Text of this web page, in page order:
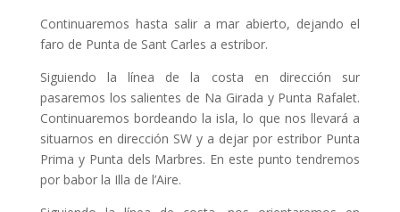
Continuaremos hasta salir a mar abierto, dejando el
faro de Punta de Sant Carles a estribor.
Siguiendo la línea de la costa en dirección sur
pasaremos los salientes de Na Girada y Punta Rafalet.
Continuaremos bordeando la isla, lo que nos llevará a
situarnos en dirección SW y a dejar por estribor Punta
Prima y Punta dels Marbres. En este punto tendremos
por babor la Illa de l’Aire.